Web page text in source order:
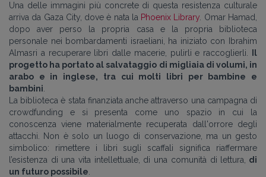
Una delle immagini più concrete di questa resistenza culturale
arriva da Gaza City, dove è nata la Phoenix Library . Omar Hamad,
dopo aver perso la propria casa e la propria biblioteca
personale nei bombardamenti israeliani, ha iniziato con Ibrahim
Almasri a recuperare libri dalle macerie, pulirli e raccoglierli.
Il
progetto ha portato al salvataggio di migliaia di volumi, in
arabo e in inglese, tra cui molti libri per bambine e
bambini
La biblioteca è stata finanziata anche attraverso una campagna di
crowdfunding e si presenta come uno spazio in cui la
conoscenza viene materialmente recuperata dall'orrore degli
attacchi. Non è solo un luogo di conservazione, ma un gesto
simbolico: rimettere i libri sugli scaffali significa riaffermare
l’esistenza di una vita intellettuale, di una comunità di lettura,
di
un futuro possibile